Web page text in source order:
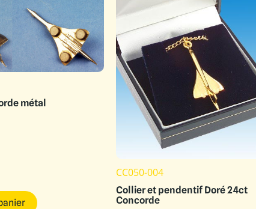
métal
CC050-004
Collier et pendentif Doré 24ct
Concorde